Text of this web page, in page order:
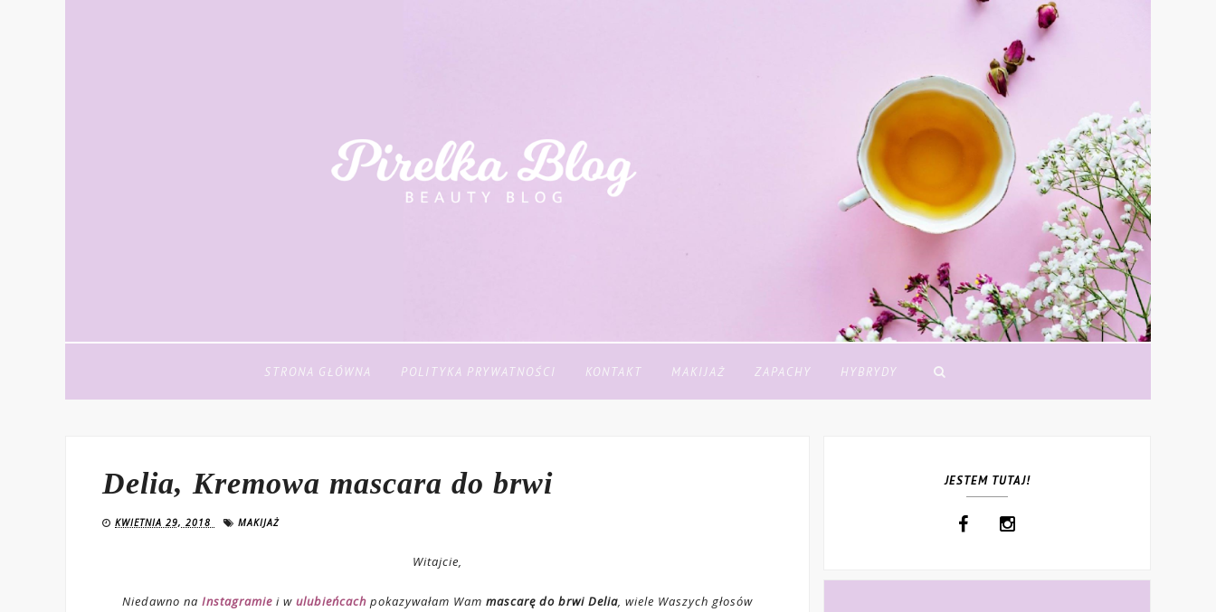
STRONA GŁÓWNA POLITYKA PRYWATNOŚCI KONTAKT MAKIJAŻ ZAPACHY HYBRYDY
Delia, Kremowa mascara do brwi
KWIETNIA 29, 2018 MAKIJAŻ
Witajcie,
Niedawno naInstagramie i wulubieńcach pokazywałam Wam mascarę do brwi Delia, wiele Waszych głosów
JESTEM TUTAJ!